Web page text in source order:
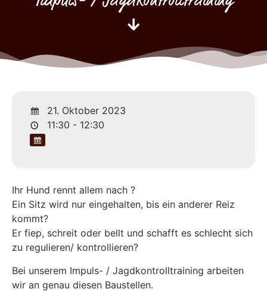
21. Oktober 2023
11:30 - 12:30
Ihr Hund rennt allem nach ?
Ein Sitz wird nur eingehalten, bis ein anderer Reiz
kommt?
Er fiep, schreit oder bellt und schafft es schlecht sich
zu regulieren/ kontrollieren?
Bei unserem Impuls- / Jagdkontrolltraining arbeiten
wir an genau diesen Baustellen.